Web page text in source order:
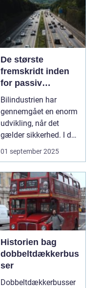
De største
fremskridt inden
for passiv
sikkerhed i biler
Bilindustrien har
gennemgået en enorm
udvikling, når det
gælder sikkerhed. I dag
e...
01 september 2025
Historien bag
dobbeltdækkerbus
ser
Dobbeltdækkerbusser